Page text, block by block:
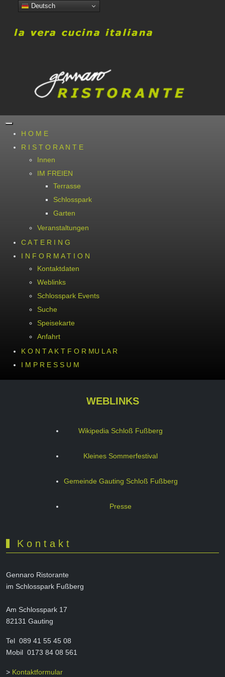
H O M E
R I S T O R A N T E
Innen
IM FREIEN
Terrasse
Schlosspark
Garten
Veranstaltungen
C A T E R I N G
I N F O R M A T I O N
Kontaktdaten
Weblinks
Schlosspark Events
Suche
Speisekarte
Anfahrt
K O N T A K T F O R MU L A R
I M P R E S S U M
WEBLINKS
Wikipedia Schloß Fußberg
Kleines Sommerfestival
Gemeinde Gauting Schloß Fußberg
Presse
K o n t a k t
Gennaro Ristorante
im Schlosspark Fußberg
Am Schlosspark 17
82131 Gauting
Tel 089 41 55 45 08
Mobil 0173 84 08 561
> Kontaktformular
Deutsch